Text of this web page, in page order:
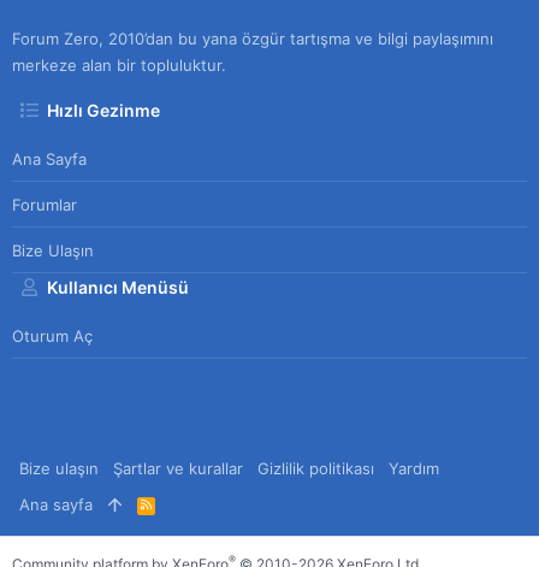
Forum Zero, 2010’dan bu yana özgür tartışma ve bilgi paylaşımını
merkeze alan bir topluluktur.
Hızlı Gezinme
Ana Sayfa
Forumlar
Bize Ulaşın
Kullanıcı Menüsü
Oturum Aç
Bize ulaşın Şartlar ve kurallar Gizlilik politikası
Yardım
Ana sayfa
R
S
S
®